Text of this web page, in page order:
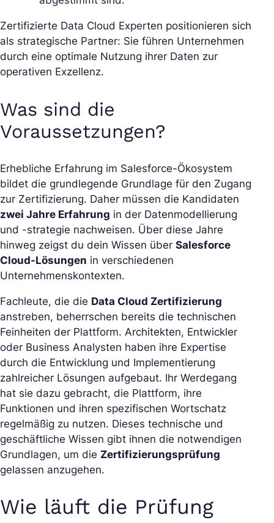
Zertifizierte Data Cloud Experten positionieren sich
als strategische Partner: Sie führen Unternehmen
durch eine optimale Nutzung ihrer Daten zur
operativen Exzellenz.
Was sind die
Voraussetzungen?
Erhebliche Erfahrung im Salesforce-Ökosystem
bildet die grundlegende Grundlage für den Zugang
zur Zertifizierung. Daher müssen die Kandidaten
zwei Jahre Erfahrung in der Datenmodellierung
und -strategie nachweisen. Über diese Jahre
hinweg zeigst du dein Wissen über Salesforce
Cloud-Lösungen in verschiedenen
Unternehmenskontexten.
Fachleute, die die Data Cloud Zertifizierung
anstreben, beherrschen bereits die technischen
Feinheiten der Plattform. Architekten, Entwickler
oder Business Analysten haben ihre Expertise
durch die Entwicklung und Implementierung
zahlreicher Lösungen aufgebaut. Ihr Werdegang
hat sie dazu gebracht, die Plattform, ihre
Funktionen und ihren spezifischen Wortschatz
regelmäßig zu nutzen. Dieses technische und
geschäftliche Wissen gibt ihnen die notwendigen
Grundlagen, um die Zertifizierungsprüfung
gelassen anzugehen.
Wie läuft die Prüfung